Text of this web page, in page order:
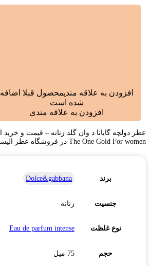
افزودن به علاقه مندیمحصول قبلا اضافه
شده است
افزودن به علاقه مندی
The One Gold For women در فروشگاه عطر الیسا با ارسال رایگان
برند Dolce&gabbana
جنسیت زنانه
نوع غلظت Eau de parfum intense
حجم 75 میل